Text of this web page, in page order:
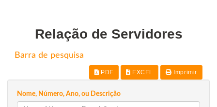
Relação de Servidores
Barra de pesquisa
PDF EXCEL Imprimir
Nome, Número, Ano, ou Descrição